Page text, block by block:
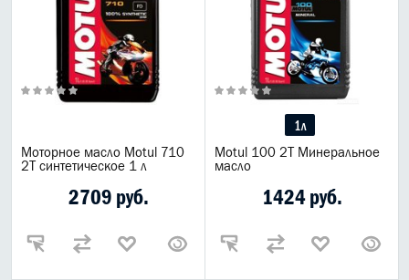
Моторное масло Motul 710
2T синтетическое 1 л
2709 руб.
1л
Motul 100 2T Минеральное
масло
1424 руб.